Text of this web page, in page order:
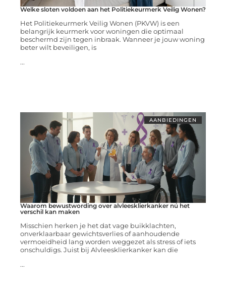
Welke sloten voldoen aan het Politiekeurmerk Veilig Wonen?
Het Politiekeurmerk Veilig Wonen (PKVW) is een
belangrijk keurmerk voor woningen die optimaal
beschermd zijn tegen inbraak. Wanneer je jouw woning
beter wilt beveiligen, is
...
AANBIEDINGEN
Waarom bewustwording over alvleesklierkanker nú het
verschil kan maken
Misschien herken je het dat vage buikklachten,
onverklaarbaar gewichtsverlies of aanhoudende
vermoeidheid lang worden weggezet als stress of iets
onschuldigs. Juist bij Alvleesklierkanker kan die
...